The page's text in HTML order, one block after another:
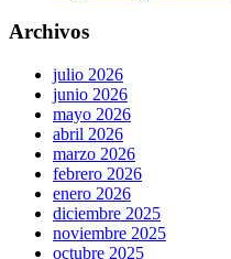
Archivos
julio 2026
junio 2026
mayo 2026
abril 2026
marzo 2026
febrero 2026
enero 2026
diciembre 2025
noviembre 2025
octubre 2025